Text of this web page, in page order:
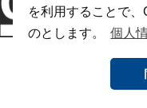
を利用することで
のとします。
個人